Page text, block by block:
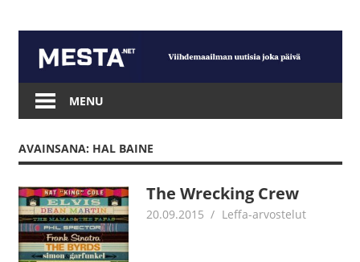
content
Mesta.net
MENU
AVAINSANA: HAL BAINE
The Wrecking Crew
20.09.2015 Jouni Hirn
Leffa-arvostelut